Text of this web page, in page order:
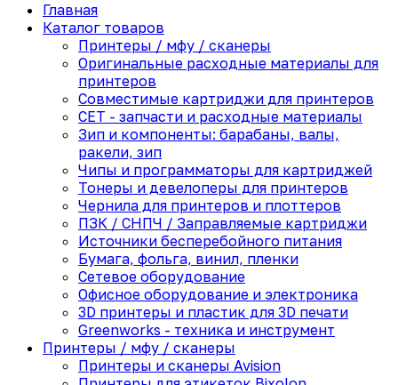
Главная
Каталог товаров
Принтеры / мфу / сканеры
Оригинальные расходные материалы для
принтеров
Совместимые картриджи для принтеров
CET - запчасти и расходные материалы
Зип и компоненты: барабаны, валы,
ракели, зип
Чипы и программаторы для картриджей
Тонеры и девелоперы для принтеров
Чернила для принтеров и плоттеров
ПЗК / СНПЧ / Заправляемые картриджи
Источники бесперебойного питания
Бумага, фольга, винил, пленки
Сетевое оборудование
Офисное оборудование и электроника
3D принтеры и пластик для 3D печати
Greenworks - техника и инструмент
Принтеры / мфу / сканеры
Принтеры и сканеры Avision